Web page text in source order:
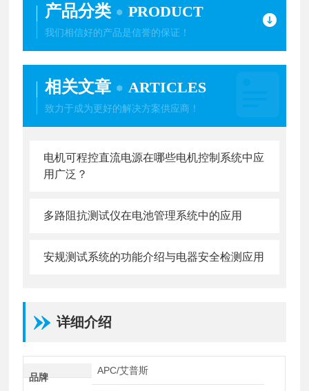
产品分类 PRODUCT
我们相信好的产品是信誉的保证！
相关文章 ARTICLES
致力于成为更好的解决方案供应商！
电机可程控直流电源在哪些电机控制系统中应
用广泛？
多路阻抗测试仪在电池管理系统中的应用
安规测试系统的功能介绍与电器安全检测应用
详细介绍
品牌
APC/艾普斯